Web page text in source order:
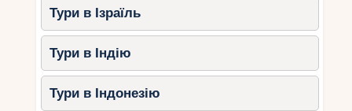
Banyan Tree Mayakoba
власними басейнами та
тропічних лісів.
Тури в Ізраїль
Тури в Індію
Тури в Індонезію